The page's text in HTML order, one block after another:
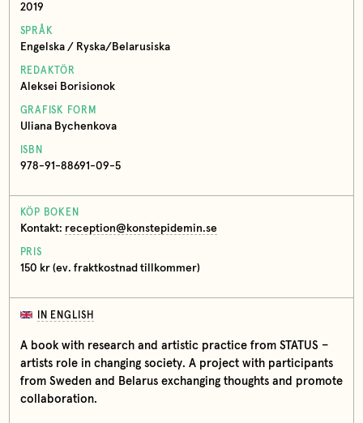
2019
SPRÅK
Engelska / Ryska/Belarusiska
REDAKTÖR
Aleksei Borisionok
GRAFISK FORM
Uliana Bychenkova
ISBN
978-91-88691-09-5
KÖP BOKEN
Kontakt: reception@konstepidemin.se
PRIS
150 kr (ev. fraktkostnad tillkommer)
IN ENGLISH
A book with research and artistic practice from STATUS –
artists role in changing society. A project with participants
from Sweden and Belarus exchanging thoughts and promote
collaboration.